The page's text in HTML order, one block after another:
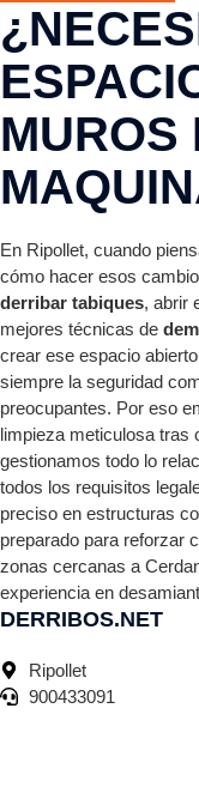
MUROS
En Ripollet, cuando
cómo hacer esos
derribar tabiques, abrir
mejores técnicas de
crear ese espacio
siempre la seguridad
preocupantes. Por eso
limpieza meticulosa tras
gestionamos todo lo
todos los requisitos
preciso en estructuras
preparado para reforzar
zonas cercanas a
experiencia en
DERRIBOS.NET
Ripollet
900433091